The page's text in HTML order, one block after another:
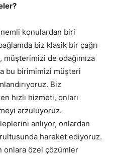
konulardan biri
biz klasik bir çağrı
müşterimizi de odağımıza
bu birimimizi müşteri
Biz
hızlı hizmeti, onları
arzuluyoruz.
anlıyor, onlardan
hareket ediyoruz.
onlara özel çözümler